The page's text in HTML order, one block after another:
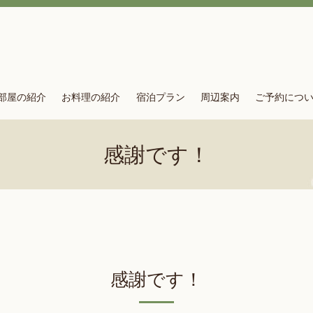
屋の紹介 お料理の紹介 宿泊プラン 周辺案内 ご予約につ
感謝です！
感謝です！